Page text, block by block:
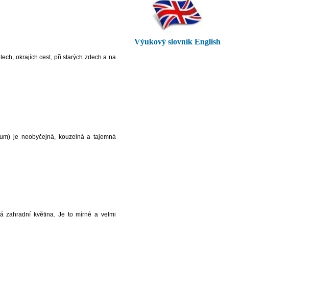
okrajích cest, při starých zdech a na
je neobyčejná, kouzelná a tajemná
zahradní květina. Je to mírné a velmi
Výukový slovník English